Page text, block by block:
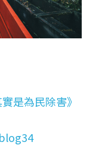
是為民除害》